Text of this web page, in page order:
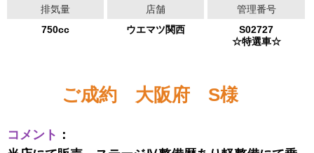
排気量
750cc
店舗
ウエマツ関西
管理番号
S02727
☆特選車☆
ご成約 大阪府 S様
コメント ：